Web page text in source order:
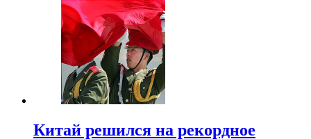
Китай решился на рекордное